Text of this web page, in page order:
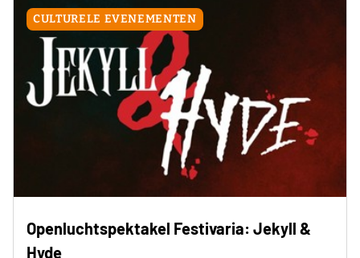
CULTURELE EVENEMENTEN
Openluchtspektakel Festivaria: Jekyll &
Hyde